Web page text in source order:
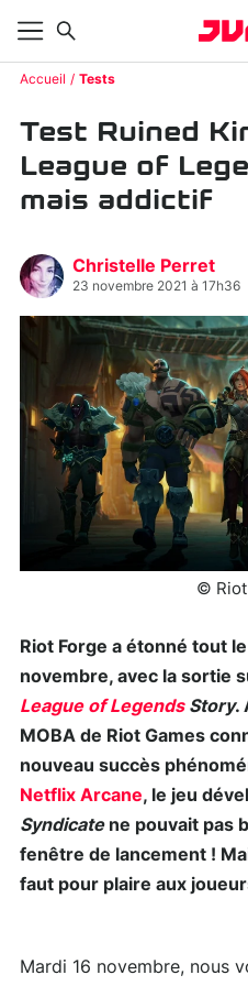
Accueil Tests
Test Ruined
League of
mais addictif
Christelle Perret
23 novembre 2021 à 17h36
© Riot
Riot Forge a étonné tout
novembre, avec la sortie
League of LegendsStory.
MOBA de Riot Games
nouveau succès
Netflix Arcane, le jeu
Syndicatene pouvait pas
fenêtre de lancement !
faut pour plaire aux
Mardi 16 novembre, nous